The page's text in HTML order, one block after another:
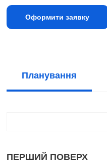
Оформити заявку
Планування
ПЕРШИЙ ПОВЕРХ